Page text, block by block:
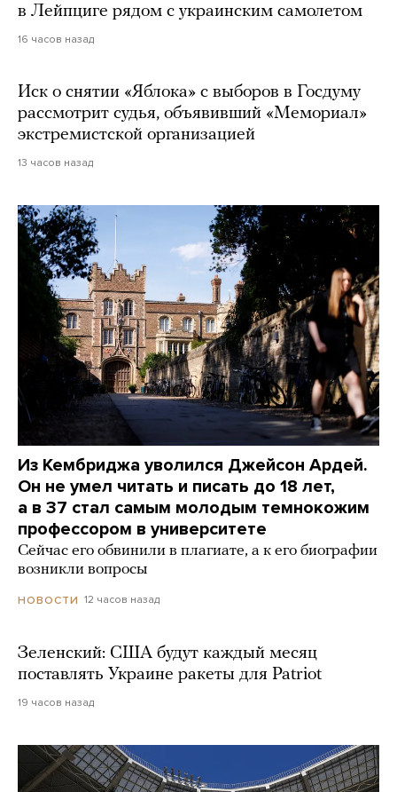
в Лейпциге рядом с украинским самолетом
16 часов назад
Иск о снятии «Яблока» с выборов в Госдуму
рассмотрит судья, объявивший «Мемориал»
экстремистской организацией
13 часов назад
Из Кембриджа уволился Джейсон Ардей.
Он не умел читать и писать до 18 лет,
а в 37 стал самым молодым темнокожим
профессором в университете
Сейчас его обвинили в плагиате, а к его биографии
возникли вопросы
НОВОСТИ 12 часов назад
Зеленский: США будут каждый месяц
поставлять Украине ракеты для Patriot
19 часов назад